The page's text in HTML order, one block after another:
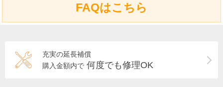
FAQはこちら
充実の延長補償
購入金額内で 何度でも修理OK